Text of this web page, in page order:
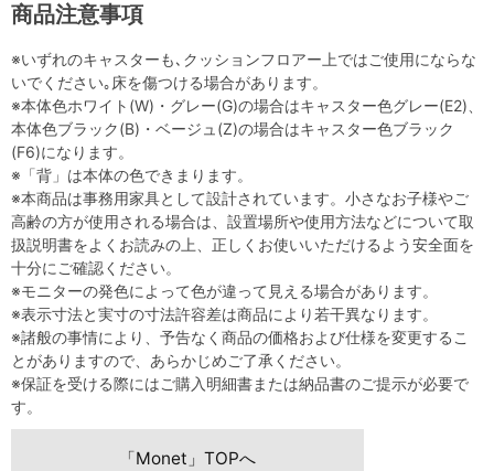
商品注意事項
※いずれのキャスターも､クッションフロアー上ではご使用にならな
いでください｡床を傷つける場合があります。
※本体色ホワイト(W)・グレー(G)の場合はキャスター色グレー(E2)、
本体色ブラック(B)・ベージュ(Z)の場合はキャスター色ブラック
(F6)になります。
※「背」は本体の色できまります。
※本商品は事務用家具として設計されています。小さなお子様やご
高齢の方が使用される場合は、設置場所や使用方法などについて取
扱説明書をよくお読みの上、正しくお使いいただけるよう安全面を
十分にご確認ください。
※モニターの発色によって色が違って見える場合があります。
※表示寸法と実寸の寸法許容差は商品により若干異なります。
※諸般の事情により、予告なく商品の価格および仕様を変更するこ
とがありますので、あらかじめご了承ください。
※保証を受ける際にはご購入明細書または納品書のご提示が必要で
す。
「Monet」TOPへ